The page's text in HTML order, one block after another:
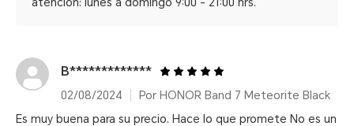
B*************
02/08/2024
Por HONOR Band 7 Meteorite Black
Es muy buena para su precio. Hace lo que promete No es un